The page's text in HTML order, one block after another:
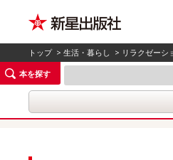
トップ >生活・暮らし > リラクゼーシ
本を探す